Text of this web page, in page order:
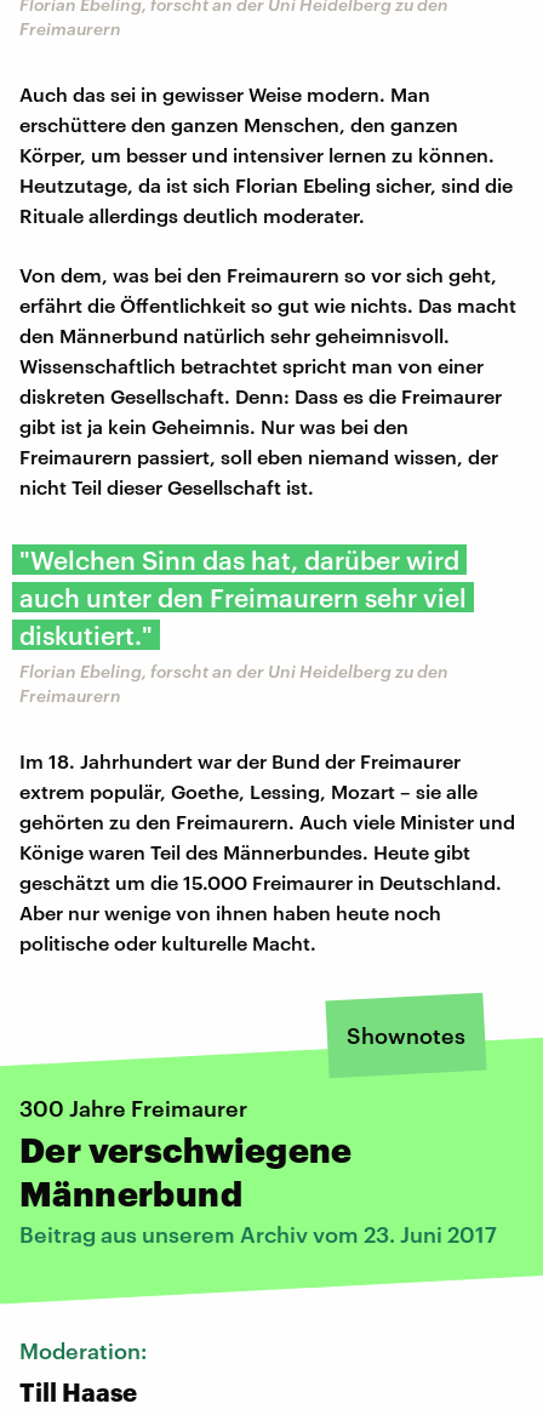
Freimaurern
Auch das sei in gewisser Weise modern. Man
erschüttere den ganzen Menschen, den ganzen
Körper, um besser und intensiver lernen zu können.
Heutzutage, da ist sich Florian Ebeling sicher, sind die
Rituale allerdings deutlich moderater.
Von dem, was bei den Freimaurern so vor sich geht,
erfährt die Öffentlichkeit so gut wie nichts. Das macht
den Männerbund natürlich sehr geheimnisvoll.
Wissenschaftlich betrachtet spricht man von einer
diskreten Gesellschaft. Denn: Dass es die Freimaurer
gibt ist ja kein Geheimnis. Nur was bei den
Freimaurern passiert, soll eben niemand wissen, der
nicht Teil dieser Gesellschaft ist.
"Welchen Sinn das hat, darüber wird
auch unter den Freimaurern sehr viel
diskutiert."
Florian Ebeling, forscht an der Uni Heidelberg zu den
Freimaurern
Im 18. Jahrhundert war der Bund der Freimaurer
extrem populär, Goethe, Lessing, Mozart – sie alle
gehörten zu den Freimaurern. Auch viele Minister und
Könige waren Teil des Männerbundes. Heute gibt
geschätzt um die 15.000 Freimaurer in Deutschland.
Aber nur wenige von ihnen haben heute noch
politische oder kulturelle Macht.
Shownotes
300 Jahre Freimaurer
Der verschwiegene
Männerbund
Beitrag aus unserem Archiv vom 23. Juni 2017
Moderation:
Till Haase